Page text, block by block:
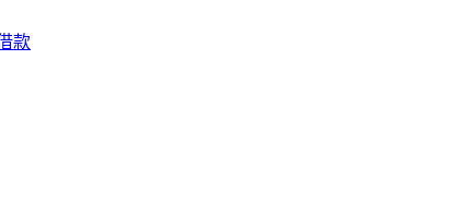
款